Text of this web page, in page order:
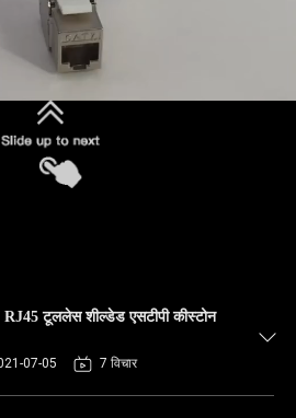
टूललेस शील्डेड एसटीपी कीस्टोन
07-05 7 विचार